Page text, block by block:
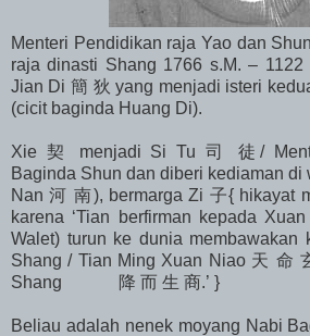
Menteri Pendidikan raja Yao dan
raja dinasti Shang 1766 s.M. – 1122
Jian Di 簡 狄 yang menjadi isteri
(cicit baginda Huang Di).
Xie 契 menjadi Si Tu 司 徒/
Baginda Shun dan diberi kediaman di
Nan 河 南), bermarga Zi 子{ hikayat
karena ‘Tian berfirman kepada
Walet) turun ke dunia membawakan
Shang / Tian Ming Xuan Niao 天 命
Shang 降 而 生 商.’ }
Beliau adalah nenek moyang Nabi